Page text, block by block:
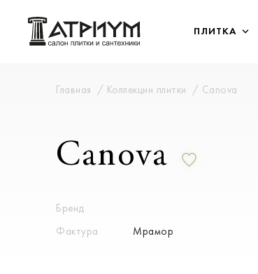
ПЛИТКА
Главная Коллекции плитки Canova
Canova
Бренд
Фактура
Мрамор